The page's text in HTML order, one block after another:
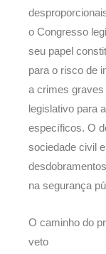
o Congresso
seu papel
para o risco de
a crimes graves
legislativo para
específicos. O
sociedade civil
na segurança
O caminho do
veto